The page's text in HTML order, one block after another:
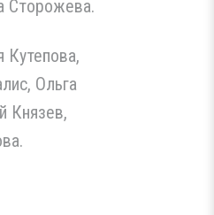
Сторожева.
Кутепова,
Ольга
Князев,